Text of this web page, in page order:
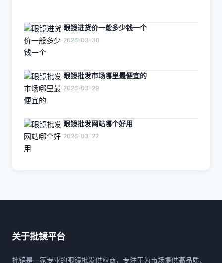
眼镜进货价一般多少钱一个
2026-03-30
眼镜批发市场哪里最便宜的
2026-03-29
眼镜批发网站哪个好用
2026-03-22
关于批镜平台
批镜是一家专业的眼镜批发供应商，专注于为市场提供高品质、